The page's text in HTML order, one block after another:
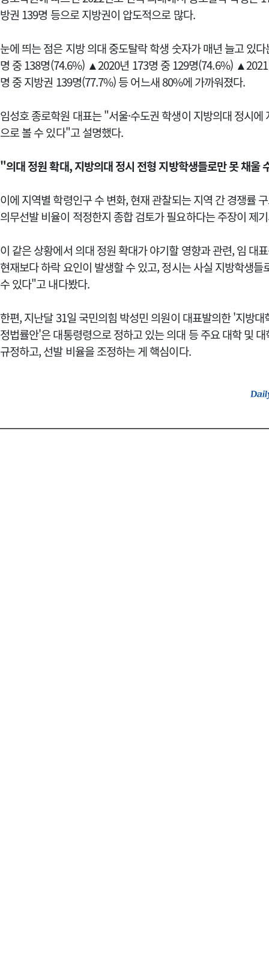
방권 139명 등으로 지방권이 압도적으로 많다.
눈에 띄는 점은 지방 의대 중도탈락 학생 숫자가 매년 늘고 있
명 중 138명(74.6%) ▲2020년 173명 중 129명(74.6%)
명 중 지방권 139명(77.7%) 등 어느새 80%에 가까워졌다.
임성호 종로학원 대표는 "서울·수도권 학생이 지방의대 정시
으로 볼 수 있다"고 설명했다.
"의대 정원 확대, 지방의대 정시 전형 지방학생들로만 못 채울
이에 지역별 학령인구 수 변화, 현재 관찰되는 지역 간 경쟁률
의무선발 비율이 적정한지 종합 검토가 필요하다는 주장이 제
이 같은 상황에서 의대 정원 확대가 야기할 영향과 관련, 임 대
현재보다 하락 요인이 발생할 수 있고, 정시는 사실 지방학생
수 있다"고 내다봤다.
한편, 지난달 31일 국민의힘 박성민 의원이 대표발의한 '지방
정법률안'은 대통령령으로 정하고 있는 의대 등 주요 대학 및
규정하고, 선발 비율을 조정하는 게 핵심이다.